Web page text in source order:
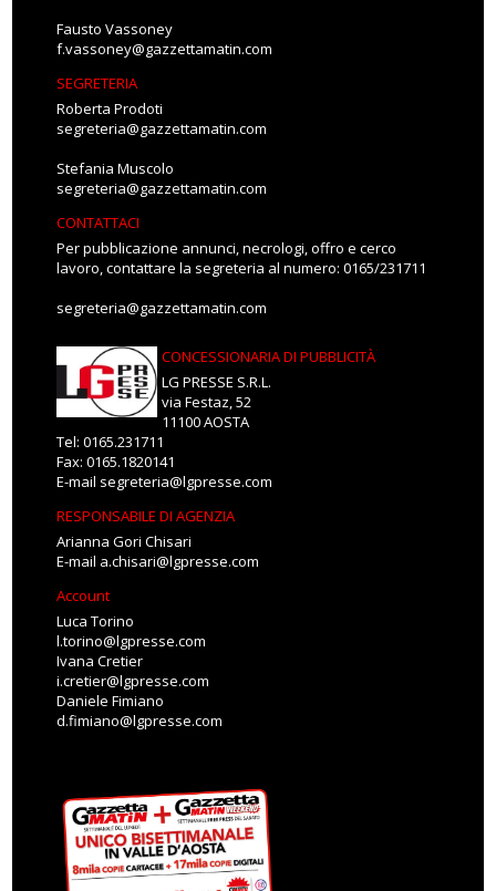
Fausto Vassoney
f.vassoney@gazzettamatin.com
SEGRETERIA
Roberta Prodoti
segreteria@gazzettamatin.com
Stefania Muscolo
segreteria@gazzettamatin.com
CONTATTACI
Per pubblicazione annunci, necrologi, offro e cerco
lavoro, contattare la segreteria al numero: 0165/231711
segreteria@gazzettamatin.com
CONCESSIONARIA DI PUBBLICITÀ
LG PRESSE S.R.L.
via Festaz, 52
11100 AOSTA
Tel: 0165.231711
Fax: 0165.1820141
E-mail segreteria@lgpresse.com
RESPONSABILE DI AGENZIA
Arianna Gori Chisari
E-mail a.chisari@lgpresse.com
Account
Luca Torino
l.torino@lgpresse.com
Ivana Cretier
i.cretier@lgpresse.com
Daniele Fimiano
d.fimiano@lgpresse.com